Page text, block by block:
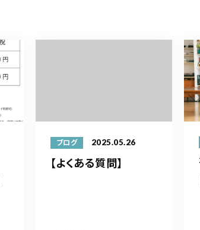
ブログ 2025.05.26
【よくある質問】